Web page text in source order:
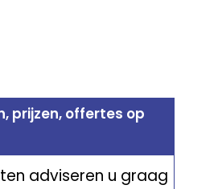
prijzen, offertes op
adviseren u graag